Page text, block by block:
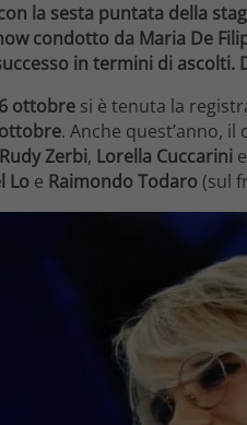
la sesta puntata della
condotto da Maria De
in termini di ascolti.
ottobre si è tenuta la
. Anche quest’anno,
Rudy Zerbi, Lorella Cuccarini e
Lo e Raimondo Todaro(sul